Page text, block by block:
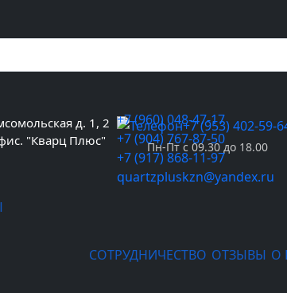
д. 1, 2
"Кварц Плюс"
+7 (953) 402-59-
Пн-Пт с 09.30 до 18.00
+7 (960) 048-47-17
+7 (904) 767-87-50
+7 (917) 868-11-97
quartzpluskzn@yandex.ru
СОТРУДНИЧЕСТВО ОТЗЫВЫ О